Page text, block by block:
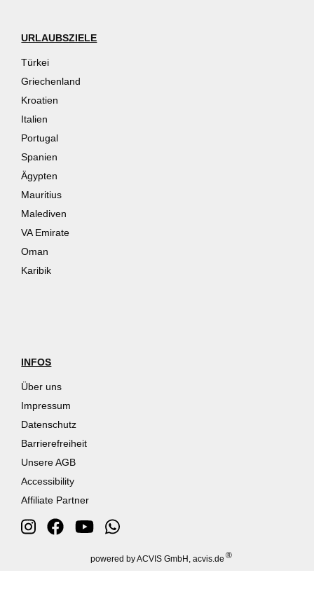
URLAUBSZIELE
Türkei
Griechenland
Kroatien
Italien
Portugal
Spanien
Ägypten
Mauritius
Malediven
VA Emirate
Oman
Karibik
INFOS
Über uns
Impressum
Datenschutz
Barrierefreiheit
Unsere AGB
Accessibility
Affiliate Partner
powered by ACVIS GmbH, acvis.de ®